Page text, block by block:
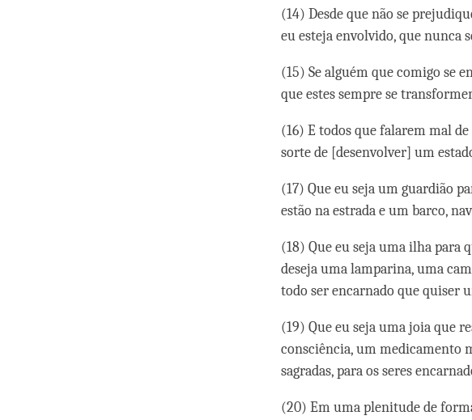
(14) Desde que não se
eu esteja envolvido, que nunca
(15) Se alguém que comigo se
que estes sempre se
(16) E todos que falarem mal
sorte de [desenvolver] um
(17) Que eu seja um guardião
estão na estrada e um barco,
(18) Que eu seja uma ilha para
deseja uma lamparina, uma
todo ser encarnado que quiser
(19) Que eu seja uma joia que
consciência, um medicamento
sagradas, para os seres
(20) Em uma plenitude de